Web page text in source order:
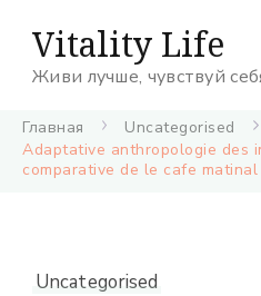
Vitality Life
Живи лучше, чувствуй
Главная
Uncategorised
Adaptative anthropologie des
comparative de le cafe
Uncategorised